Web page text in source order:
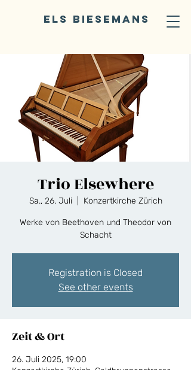
ELS BIESEMANS
Trio Elsewhere
Sa., 26. Juli
  |
Konzertkirche Zürich
Werke von Beethoven und Theodor von
Schacht
Registration is Closed
See other events
Zeit & Ort
26. Juli 2025, 19:00